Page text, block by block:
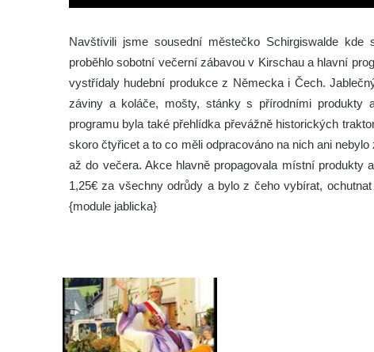
Navštívili jsme sousední městečko Schirgiswalde
proběhlo sobotní večerní zábavou v Kirschau a hlavní
vystřídaly hudební produkce z Německa i Čech.
záviny a koláče, mošty, stánky s přírodními produkty
programu byla také přehlídka převážně historických
skoro čtyřicet a to co měli odpracováno na nich ani
až do večera. Akce hlavně propagovala místní produkty
1,25€ za všechny odrůdy a bylo z čeho vybírat,
{module jablicka}